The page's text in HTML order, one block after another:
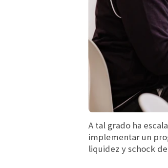
A tal grado ha
implementar un
liquidez y schock